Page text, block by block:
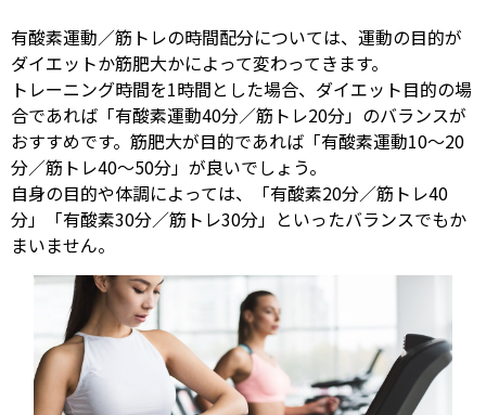
有酸素運動／筋トレの時間配分については、運動の目的が
ダイエットか筋肥大かによって変わってきます。
トレーニング時間を1時間とした場合、ダイエット目的の場
合であれば「有酸素運動40分／筋トレ20分」のバランスが
おすすめです。筋肥大が目的であれば「有酸素運動10～20
分／筋トレ40～50分」が良いでしょう。
自身の目的や体調によっては、「有酸素20分／筋トレ40
分」「有酸素30分／筋トレ30分」といったバランスでもか
まいません。